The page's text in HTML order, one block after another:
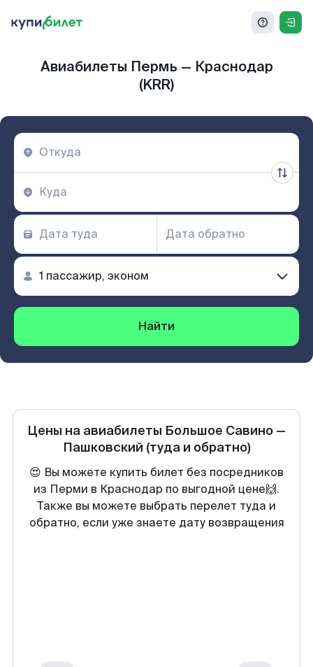
Авиабилеты Пермь — Краснодар
(KRR)
Найти
Цены на авиабилеты Большое Савино —
Пашковский (туда и обратно)
😍 Вы можете купить билет без посредников
из Перми в Краснодар по выгодной цене🙌.
Также вы можете выбрать перелет туда и
обратно, если уже знаете дату возвращения